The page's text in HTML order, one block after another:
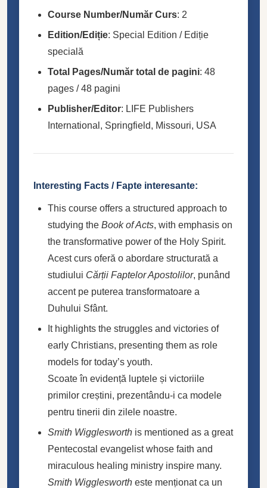
Course Number/Număr Curs: 2
Edition/Ediție: Special Edition / Ediție
specială
Total Pages/Număr total de pagini: 48
pages / 48 pagini
Publisher/Editor: LIFE Publishers
International, Springfield, Missouri, USA
Interesting Facts / Fapte interesante:
This course offers a structured approach to
studying the Book of Acts, with emphasis on
the transformative power of the Holy Spirit.
Acest curs oferă o abordare structurată a
studiului Cărții Faptelor Apostolilor, punând
accent pe puterea transformatoare a
Duhului Sfânt.
It highlights the struggles and victories of
early Christians, presenting them as role
models for today’s youth.
Scoate în evidență luptele și victoriile
primilor creștini, prezentându-i ca modele
pentru tinerii din zilele noastre.
Smith Wigglesworth is mentioned as a great
Pentecostal evangelist whose faith and
miraculous healing ministry inspire many.
Smith Wigglesworth este menționat ca un